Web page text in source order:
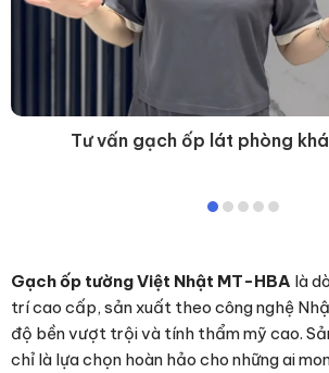
Tư vấn gạch ốp lát phòng
Gạch ốp tường Việt Nhật MT-HBA là
trí cao cấp, sản xuất theo công nghệ
độ bền vượt trội và tính thẩm mỹ cao.
chỉ là lựa chọn hoàn hảo cho những ai